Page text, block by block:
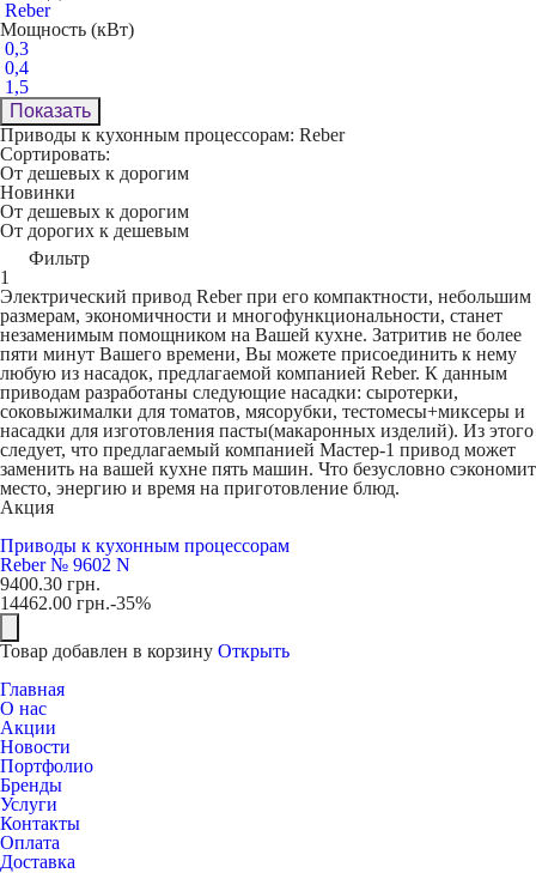
Reber
Мощность (кВт)
0,3
0,4
1,5
Показать
Приводы к кухонным процессорам: Reber
Сортировать:
От дешевых к дорогим
Новинки
От дешевых к дорогим
От дорогих к дешевым
Фильтр
1
Электрический привод Reber при его компактности, небольшим
размерам, экономичности и многофункциональности, станет
незаменимым помощником на Вашей кухне. Затритив не более
пяти минут Вашего времени, Вы можете присоединить к нему
любую из насадок, предлагаемой компанией Reber. К данным
приводам разработаны следующие насадки: сыротерки,
соковыжималки для томатов, мясорубки, тестомесы+миксеры и
насадки для изготовления пасты(макаронных изделий). Из этого
следует, что предлагаемый компанией Мастер-1 привод может
заменить на вашей кухне пять машин. Что безусловно сэкономит
место, энергию и время на приготовление блюд.
Акция
Приводы к кухонным процессорам
Reber № 9602 N
9400.30 грн.
14462.00 грн.-35%
Товар добавлен в корзину Открыть
Главная
О нас
Акции
Новости
Портфолио
Бренды
Услуги
Контакты
Оплата
Доставка